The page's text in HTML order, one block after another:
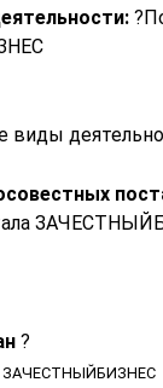
виды
?
ЗАЧЕСТНЫЙБИЗНЕС